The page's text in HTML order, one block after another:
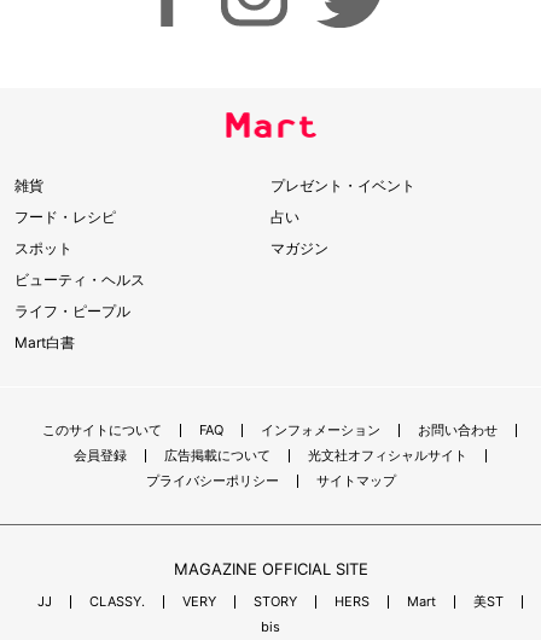
雑貨
フード・レシピ
スポット
ビューティ・ヘルス
ライフ・ピープル
Mart白書
プレゼント・イベント
占い
マガジン
このサイトについて FAQ インフォメーション
お問い合わせ
会員登録
広告掲載について
光文社オフィシャルサイト
プライバシーポリシー
サイトマップ
MAGAZINE OFFICIAL SITE
JJ CLASSY. VERY STORY HERS Mart
美ST
bis